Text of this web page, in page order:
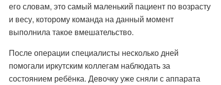
его словам, это самый маленький пациент по возрасту
и весу, которому команда на данный момент
выполнила такое вмешательство.
После операции специалисты несколько дней
помогали иркутским коллегам наблюдать за
состоянием ребёнка. Девочку уже сняли с аппарата